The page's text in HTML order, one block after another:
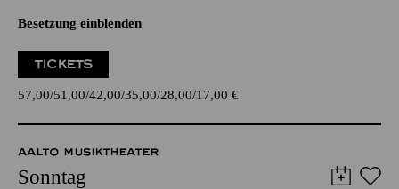
Besetzung einblenden
TICKETS
57,00 51,00 42,00 35,00 28,00 17,00 €
AALTO MUSIKTHEATER
Sonntag